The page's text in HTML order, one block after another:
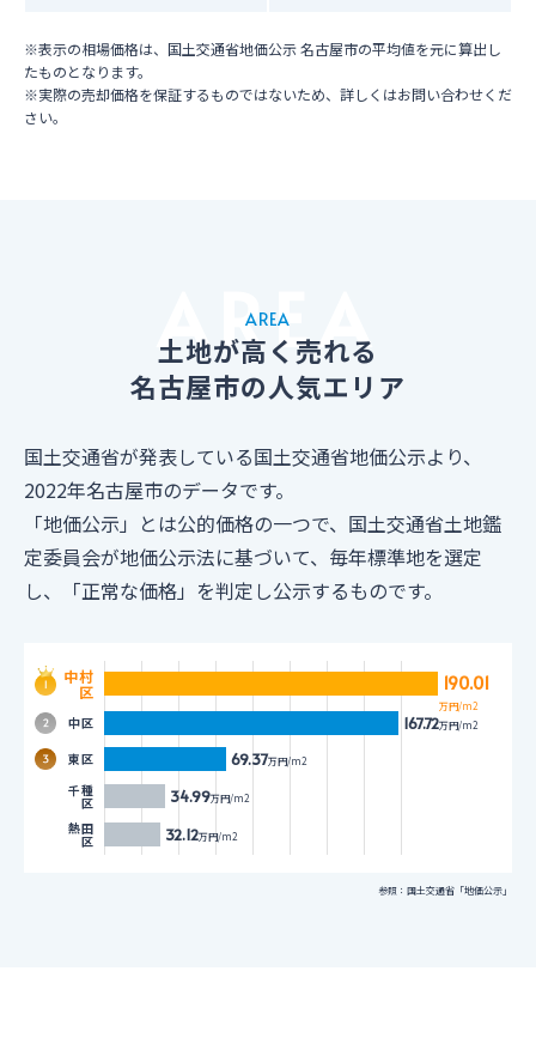
※表示の相場価格は、国土交通省地価公示 名古屋市の平均値を元に算出し
たものとなります。
※実際の売却価格を保証するものではないため、詳しくはお問い合わせくだ
さい。
AREA
土地が高く売れる
名古屋市の人気エリア
国土交通省が発表している国土交通省地価公示より、
2022年名古屋市のデータです。
「地価公示」とは公的価格の一つで、国土交通省土地鑑
定委員会が地価公示法に基づいて、毎年標準地を選定
し、「正常な価格」を判定し公示するものです。
中村
区 190.01
万円/m2
中区 167.72万円/m2
東区 69.37万円/m2
千種
区 34.99万円/m2
熱田
区 32.12万円/m2
参照：国土交通省「地価公示」